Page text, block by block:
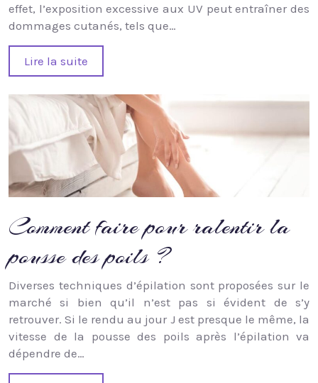
effet, l’exposition excessive aux UV peut entraîner des
dommages cutanés, tels que…
Lire la suite
Comment faire pour ralentir la
pousse des poils ?
Diverses techniques d’épilation sont proposées sur le
marché si bien qu’il n’est pas si évident de s’y
retrouver. Si le rendu au jour J est presque le même, la
vitesse de la pousse des poils après l’épilation va
dépendre de…